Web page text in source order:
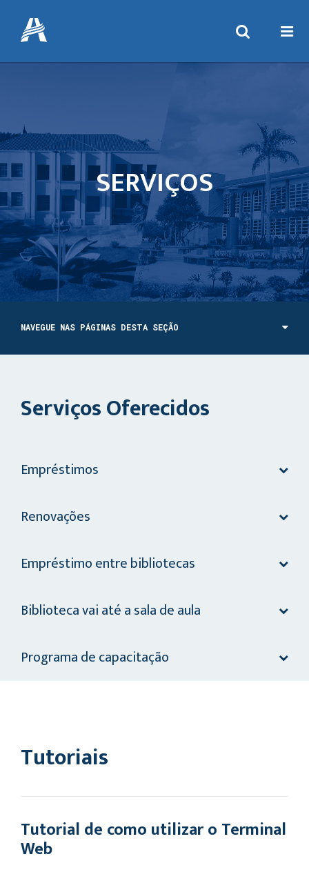
SERVIÇOS
NAVEGUE NAS PÁGINAS DESTA SEÇÃO
Serviços Oferecidos
Empréstimos
Renovações
Empréstimo entre bibliotecas
Biblioteca vai até a sala de aula
Programa de capacitação
Tutoriais
Tutorial de como utilizar o Terminal
Web